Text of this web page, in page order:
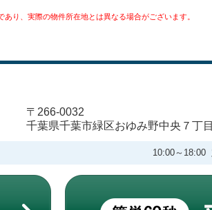
り、実際の物件所在地とは異なる場合がございます。
〒266-0032
千葉県千葉市緑区おゆみ野中央７丁
10:00～18:00